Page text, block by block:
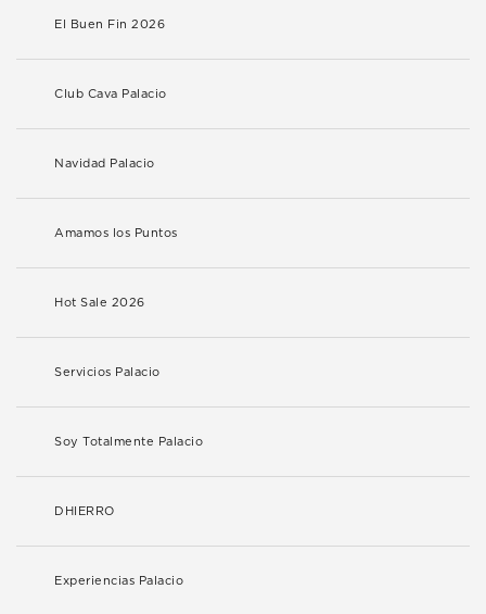
El Buen Fin 2026
Club Cava Palacio
Navidad Palacio
Amamos los Puntos
Hot Sale 2026
Servicios Palacio
Soy Totalmente Palacio
DHIERRO
Experiencias Palacio